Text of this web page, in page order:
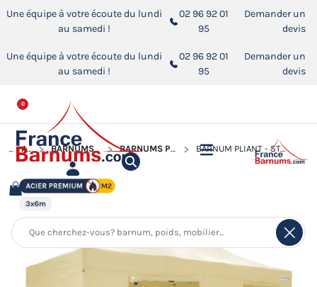
Une équipe à votre écoute du lundi
au samedi !
02 96 92 01
95
Demander un
devis
Une équipe à votre écoute du lundi
au samedi !
02 96 92 01
95
Demander un
devis
0
ACCUEIL BARNUMS PLIANTS - STANDS ACIER PREMIUM M2 BARNUMS PLIANTS - STANDS ACIER PREMIUM M2 3X6M BARNUM PLIANT - STAND ACIER PREMIUM M2 3X6M BEIGE + PACK FENÊTRES 380GR/M²